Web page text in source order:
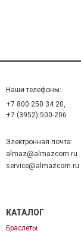
Наши телефоны:
+7 800 250 34 20,
+7 (3952) 500-206
Электронная почта:
almaz@almazcom.ru
service@almazcom.ru
КАТАЛОГ
Браслеты